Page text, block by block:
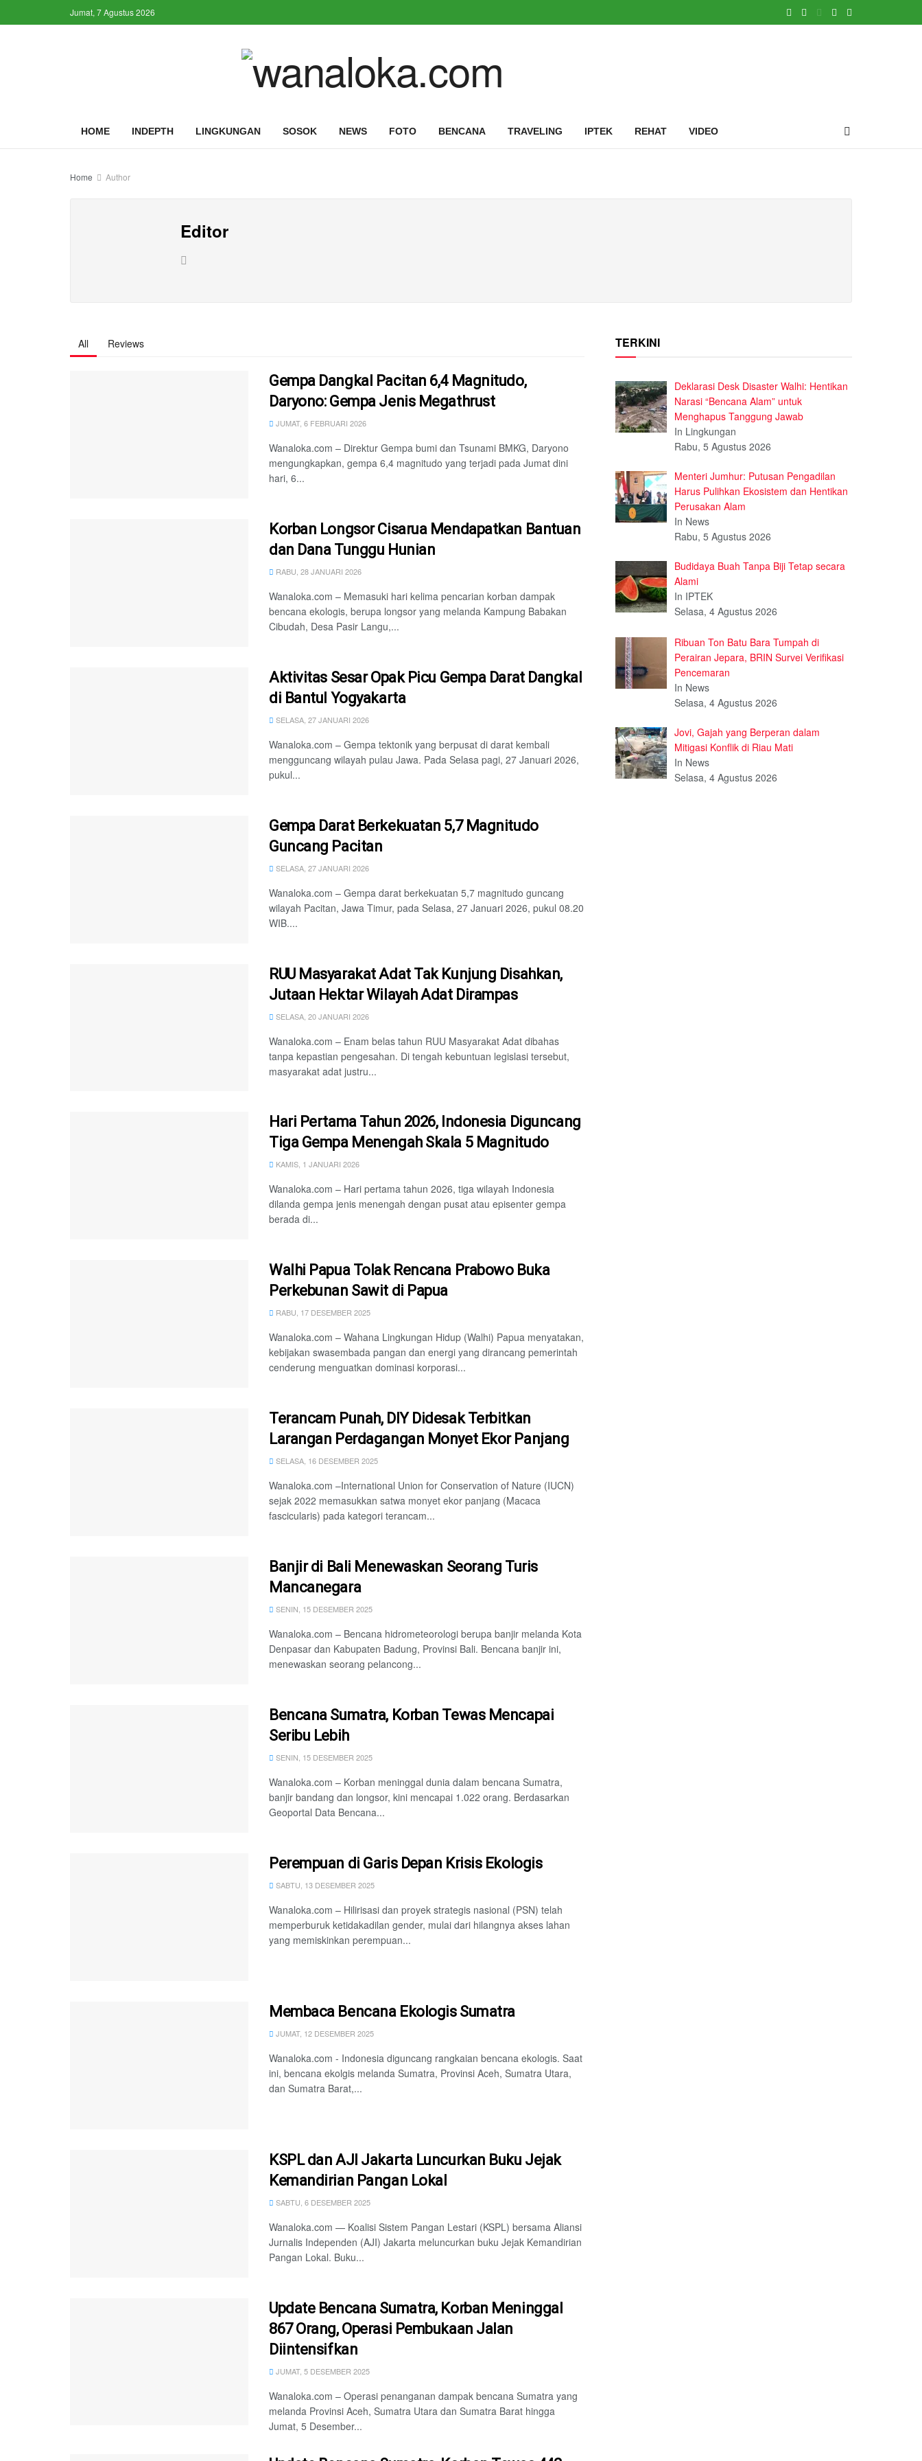
Jumat, 7 Agustus 2026
HOME INDEPTH LINGKUNGAN SOSOK NEWS FOTO BENCANA TRAVELING IPTEK REHAT VIDEO
Home Author
Editor
All Reviews
Gempa Dangkal Pacitan 6,4 Magnitudo,
Daryono: Gempa Jenis Megathrust
JUMAT, 6 FEBRUARI 2026
Wanaloka.com – Direktur Gempa bumi dan Tsunami BMKG, Daryono
mengungkapkan, gempa 6,4 magnitudo yang terjadi pada Jumat dini
hari, 6...
Korban Longsor Cisarua Mendapatkan Bantuan
dan Dana Tunggu Hunian
RABU, 28 JANUARI 2026
Wanaloka.com – Memasuki hari kelima pencarian korban dampak
bencana ekologis, berupa longsor yang melanda Kampung Babakan
Cibudah, Desa Pasir Langu,...
Aktivitas Sesar Opak Picu Gempa Darat Dangkal
di Bantul Yogyakarta
SELASA, 27 JANUARI 2026
Wanaloka.com – Gempa tektonik yang berpusat di darat kembali
mengguncang wilayah pulau Jawa. Pada Selasa pagi, 27 Januari 2026,
pukul...
Gempa Darat Berkekuatan 5,7 Magnitudo
Guncang Pacitan
SELASA, 27 JANUARI 2026
Wanaloka.com – Gempa darat berkekuatan 5,7 magnitudo guncang
wilayah Pacitan, Jawa Timur, pada Selasa, 27 Januari 2026, pukul 08.20
WIB....
RUU Masyarakat Adat Tak Kunjung Disahkan,
Jutaan Hektar Wilayah Adat Dirampas
SELASA, 20 JANUARI 2026
Wanaloka.com – Enam belas tahun RUU Masyarakat Adat dibahas
tanpa kepastian pengesahan. Di tengah kebuntuan legislasi tersebut,
masyarakat adat justru...
Hari Pertama Tahun 2026, Indonesia Diguncang
Tiga Gempa Menengah Skala 5 Magnitudo
KAMIS, 1 JANUARI 2026
Wanaloka.com – Hari pertama tahun 2026, tiga wilayah Indonesia
dilanda gempa jenis menengah dengan pusat atau episenter gempa
berada di...
Walhi Papua Tolak Rencana Prabowo Buka
Perkebunan Sawit di Papua
RABU, 17 DESEMBER 2025
Wanaloka.com – Wahana Lingkungan Hidup (Walhi) Papua menyatakan,
kebijakan swasembada pangan dan energi yang dirancang pemerintah
cenderung menguatkan dominasi korporasi...
Terancam Punah, DIY Didesak Terbitkan
Larangan Perdagangan Monyet Ekor Panjang
SELASA, 16 DESEMBER 2025
Wanaloka.com –International Union for Conservation of Nature (IUCN)
sejak 2022 memasukkan satwa monyet ekor panjang (Macaca
fascicularis) pada kategori terancam...
Banjir di Bali Menewaskan Seorang Turis
Mancanegara
SENIN, 15 DESEMBER 2025
Wanaloka.com – Bencana hidrometeorologi berupa banjir melanda Kota
Denpasar dan Kabupaten Badung, Provinsi Bali. Bencana banjir ini,
menewaskan seorang pelancong...
Bencana Sumatra, Korban Tewas Mencapai
Seribu Lebih
SENIN, 15 DESEMBER 2025
Wanaloka.com – Korban meninggal dunia dalam bencana Sumatra,
banjir bandang dan longsor, kini mencapai 1.022 orang. Berdasarkan
Geoportal Data Bencana...
Perempuan di Garis Depan Krisis Ekologis
SABTU, 13 DESEMBER 2025
Wanaloka.com – Hilirisasi dan proyek strategis nasional (PSN) telah
memperburuk ketidakadilan gender, mulai dari hilangnya akses lahan
yang memiskinkan perempuan...
Membaca Bencana Ekologis Sumatra
JUMAT, 12 DESEMBER 2025
Wanaloka.com - Indonesia diguncang rangkaian bencana ekologis. Saat
ini, bencana ekolgis melanda Sumatra, Provinsi Aceh, Sumatra Utara,
dan Sumatra Barat,...
KSPL dan AJI Jakarta Luncurkan Buku Jejak
Kemandirian Pangan Lokal
SABTU, 6 DESEMBER 2025
Wanaloka.com — Koalisi Sistem Pangan Lestari (KSPL) bersama Aliansi
Jurnalis Independen (AJI) Jakarta meluncurkan buku Jejak Kemandirian
Pangan Lokal. Buku...
Update Bencana Sumatra, Korban Meninggal
867 Orang, Operasi Pembukaan Jalan
Diintensifkan
JUMAT, 5 DESEMBER 2025
Wanaloka.com – Operasi penanganan dampak bencana Sumatra yang
melanda Provinsi Aceh, Sumatra Utara dan Sumatra Barat hingga
Jumat, 5 Desember...
TERKINI
Deklarasi Desk Disaster Walhi: Hentikan
Narasi “Bencana Alam” untuk
Menghapus Tanggung Jawab
In Lingkungan
Rabu, 5 Agustus 2026
Menteri Jumhur: Putusan Pengadilan
Harus Pulihkan Ekosistem dan Hentikan
Perusakan Alam
In News
Rabu, 5 Agustus 2026
Budidaya Buah Tanpa Biji Tetap secara
Alami
In IPTEK
Selasa, 4 Agustus 2026
Ribuan Ton Batu Bara Tumpah di
Perairan Jepara, BRIN Survei Verifikasi
Pencemaran
In News
Selasa, 4 Agustus 2026
Jovi, Gajah yang Berperan dalam
Mitigasi Konflik di Riau Mati
In News
Selasa, 4 Agustus 2026